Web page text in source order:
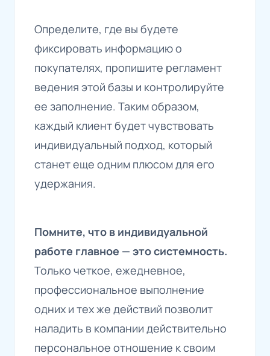
Определите, где вы будете
фиксировать информацию о
покупателях, пропишите регламент
ведения этой базы и контролируйте
ее заполнение. Таким образом,
каждый клиент будет чувствовать
индивидуальный подход, который
станет еще одним плюсом для его
удержания.
Помните, что в индивидуальной
работе главное — это системность.
Только четкое, ежедневное,
профессиональное выполнение
одних и тех же действий позволит
наладить в компании действительно
персональное отношение к своим